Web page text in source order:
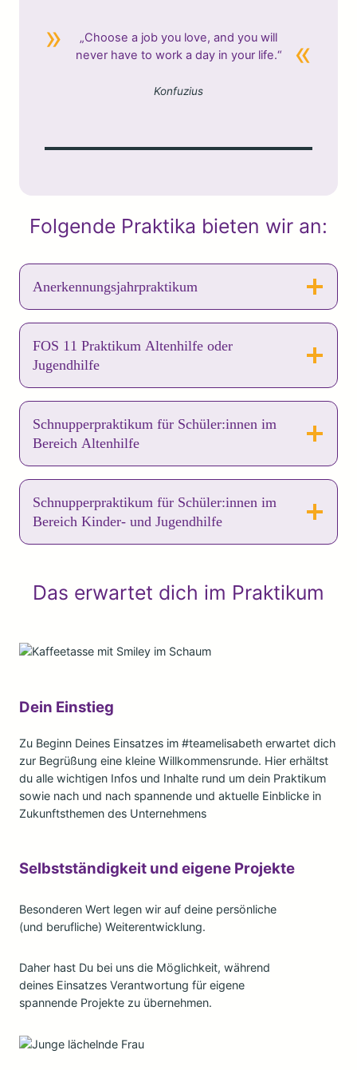
„Choose a job you love, and you will
never have to work a day in your life.“
Konfuzius
Folgende Praktika bieten wir an:
Anerkennungsjahrpraktikum
FOS 11 Praktikum Altenhilfe oder
Jugendhilfe
Schnupperpraktikum für Schüler:innen im
Bereich Altenhilfe
Schnupperpraktikum für Schüler:innen im
Bereich Kinder- und Jugendhilfe
Das erwartet dich im Praktikum
Dein Einstieg
Zu Beginn Deines Einsatzes im #teamelisabeth erwartet dich
zur Begrüßung eine kleine Willkommensrunde. Hier erhältst
du alle wichtigen Infos und Inhalte rund um dein Praktikum
sowie nach und nach spannende und aktuelle Einblicke in
Zukunftsthemen des Unternehmens
Selbstständigkeit und eigene Projekte
Besonderen Wert legen wir auf deine persönliche
(und berufliche) Weiterentwicklung.
Daher hast Du bei uns die Möglichkeit, während
deines Einsatzes Verantwortung für eigene
spannende Projekte zu übernehmen.